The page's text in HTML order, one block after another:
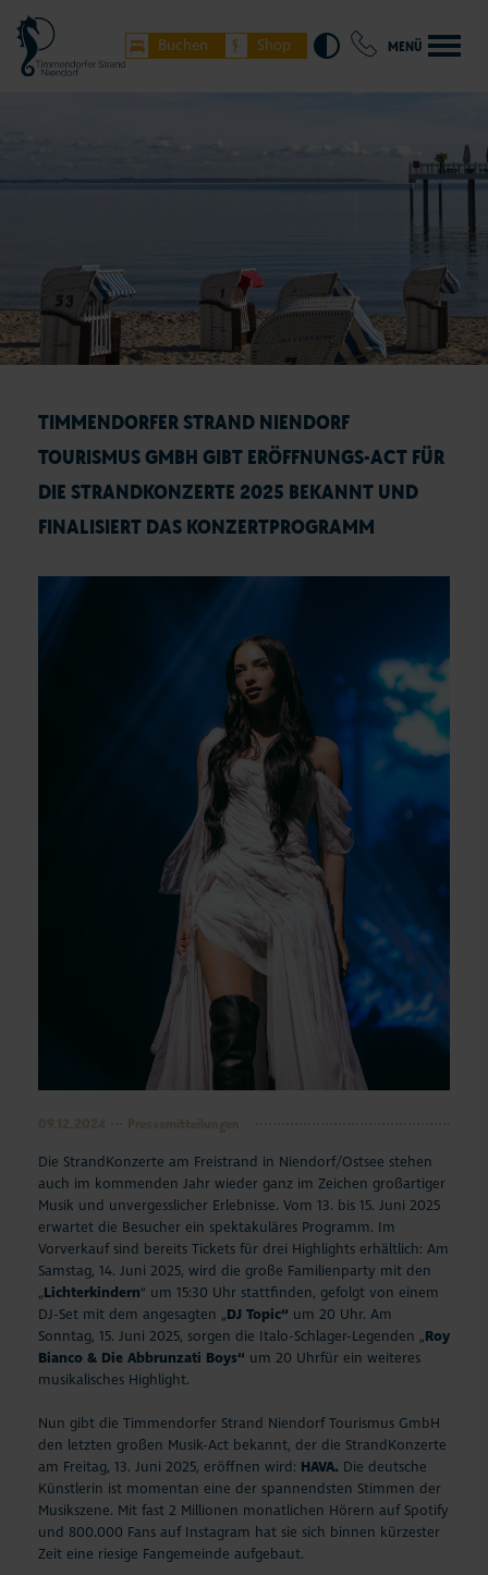
Buchen Shop MENÜ
TIMMENDORFER STRAND NIENDORF
TOURISMUS GMBH GIBT ERÖFFNUNGS-ACT FÜR
DIE STRANDKONZERTE 2025 BEKANNT UND
FINALISIERT DAS KONZERTPROGRAMM
Die StrandKonzerte am Freistrand in Niendorf/Ostsee stehen
auch im kommenden Jahr wieder ganz im Zeichen großartiger
Musik und unvergesslicher Erlebnisse. Vom 13. bis 15. Juni 2025
erwartet die Besucher ein spektakuläres Programm. Im
Vorverkauf sind bereits Tickets für drei Highlights erhältlich: Am
Samstag, 14. Juni 2025, wird die große Familienparty mit den
„Lichterkindern“ um 15:30 Uhr stattfinden, gefolgt von einem
DJ-Set mit dem angesagten „DJ Topic“ um 20 Uhr. Am
Sonntag, 15. Juni 2025, sorgen die Italo-Schlager-Legenden „Roy
Bianco & Die Abbrunzati Boys“ um 20 Uhrfür ein weiteres
musikalisches Highlight.
Nun gibt die Timmendorfer Strand Niendorf Tourismus GmbH
den letzten großen Musik-Act bekannt, der die StrandKonzerte
am Freitag, 13. Juni 2025, eröffnen wird: HAVA. Die deutsche
Künstlerin ist momentan eine der spannendsten Stimmen der
Musikszene. Mit fast 2 Millionen monatlichen Hörern auf Spotify
und 800.000 Fans auf Instagram hat sie sich binnen kürzester
Zeit eine riesige Fangemeinde aufgebaut.